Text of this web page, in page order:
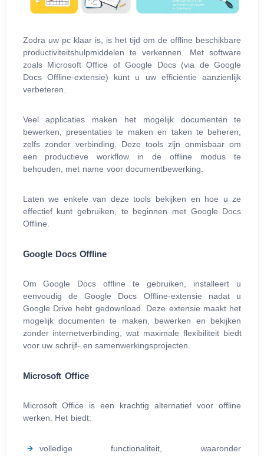
Zodra uw pc klaar is, is het tijd om de offline beschikbare
productiviteitshulpmiddelen te verkennen. Met software
zoals Microsoft Office of Google Docs (via de Google
Docs Offline-extensie) kunt u uw efficiëntie aanzienlijk
verbeteren.
Veel applicaties maken het mogelijk documenten te
bewerken, presentaties te maken en taken te beheren,
zelfs zonder verbinding. Deze tools zijn onmisbaar om
een productieve workflow in de offline modus te
behouden, met name voor documentbewerking.
Laten we enkele van deze tools bekijken en hoe u ze
effectief kunt gebruiken, te beginnen met Google Docs
Offline.
Google Docs Offline
Om Google Docs offline te gebruiken, installeert u
eenvoudig de Google Docs Offline-extensie nadat u
Google Drive hebt gedownload. Deze extensie maakt het
mogelijk documenten te maken, bewerken en bekijken
zonder internetverbinding, wat maximale flexibiliteit biedt
voor uw schrijf- en samenwerkingsprojecten.
Microsoft Office
Microsoft Office is een krachtig alternatief voor offline
werken. Het biedt:
volledige functionaliteit, waaronder